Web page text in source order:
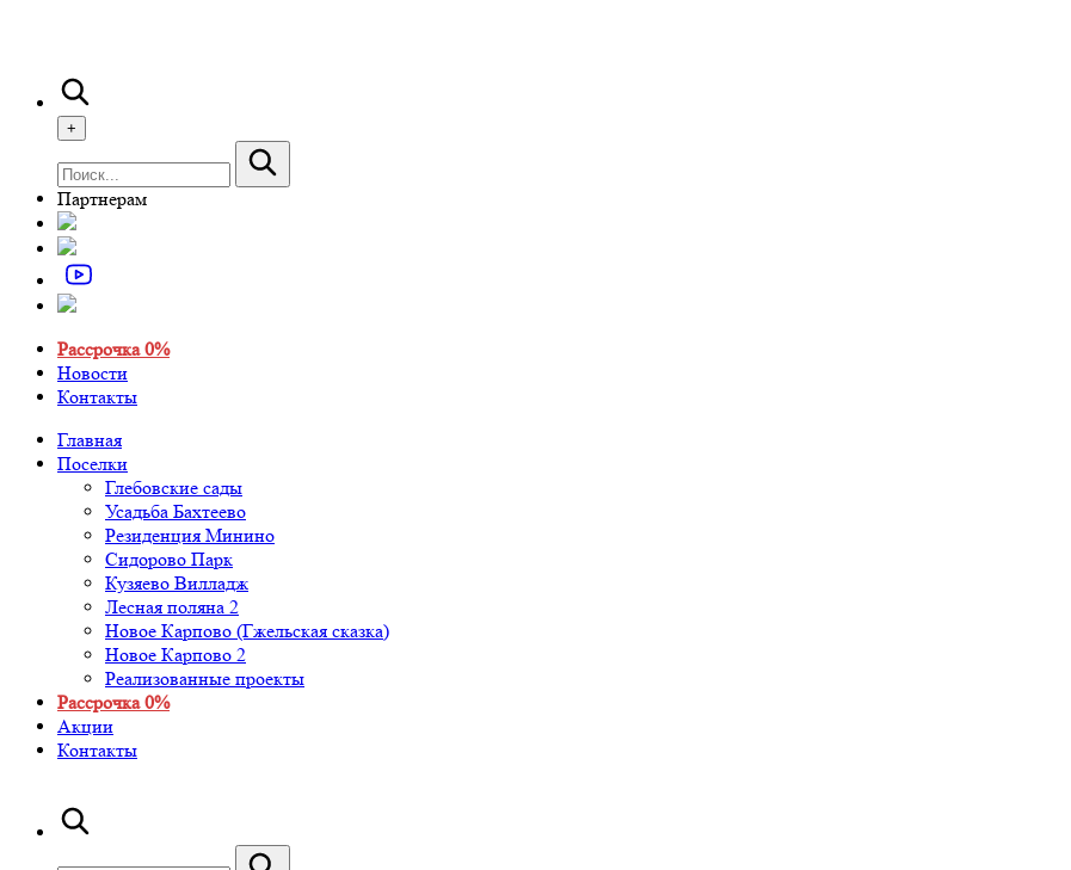
+
Партнерам
Рассрочка 0%
Новости
Контакты
Главная
Поселки
Глебовские сады
Усадьба Бахтеево
Резиденция Минино
Сидорово Парк
Кузяево Вилладж
Лесная поляна 2
Новое Карпово (Гжельская сказка)
Новое Карпово 2
Реализованные проекты
Рассрочка 0%
Акции
Контакты